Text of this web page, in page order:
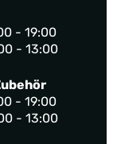
- 19:00
- 13:00
- 19:00
- 13:00